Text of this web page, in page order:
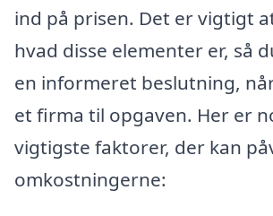
ind på prisen. Det er vigtigt
hvad disse elementer er, så
en informeret beslutning,
et firma til opgaven. Her er
vigtigste faktorer, der kan
omkostningerne: